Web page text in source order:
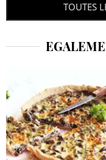
TOUTES